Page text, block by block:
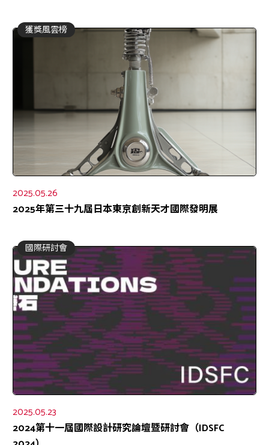
獲獎風雲榜
2025.05.26
2025年第三十九屆日本東京創新天才國際發明展
國際研討會
2025.05.23
2024第十一屆國際設計研究論壇暨研討會（IDSFC